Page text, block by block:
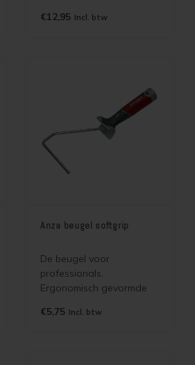
terpentine houdende
€12,95 Incl. btw
Anza beugel softgrip
De beugel voor
professionals.
Ergonomisch gevormde
waarmee langdurig
€5,75 Incl. btw